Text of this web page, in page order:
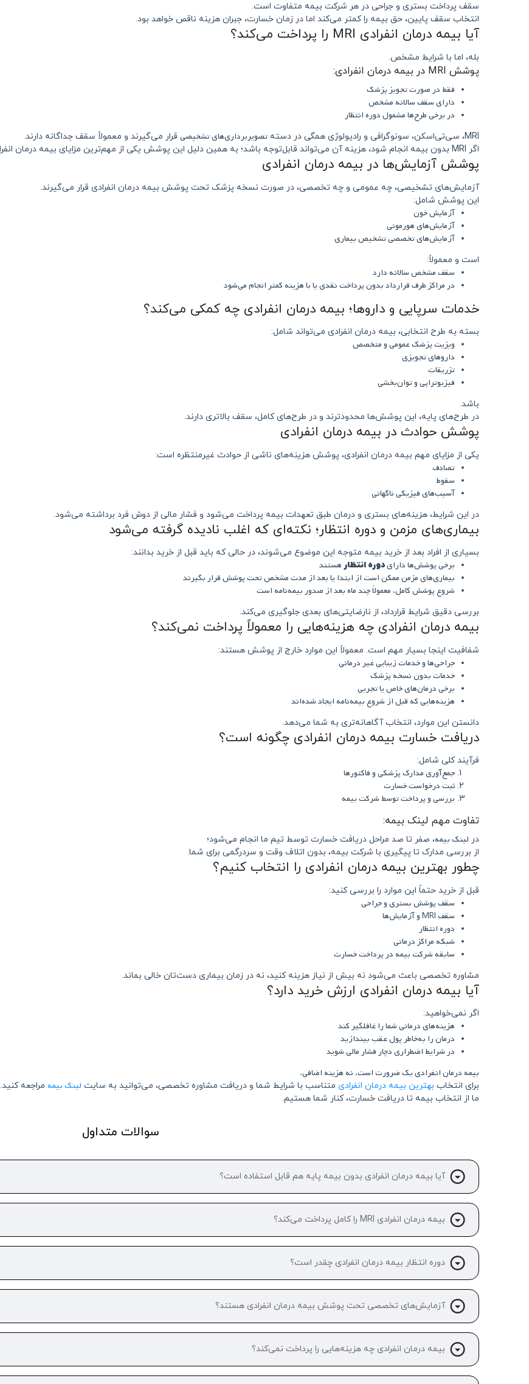
سقف پرداخت بستری و جراحی در هر شرکت بیمه متفاوت است.
انتخاب سقف پایین، حق بیمه را کمتر می‌کند اما در زمان خسارت، جبران هزینه ناقص خواهد بود.
آیا بیمه درمان انفرادی MRI را پرداخت می‌کند؟
بله، اما با شرایط مشخص.
پوشش MRI در بیمه درمان انفرادی:
فقط در صورت تجویز پزشک
دارای سقف سالانه مشخص
در برخی طرح‌ها مشمول دوره انتظار
MRI، سی‌تی‌اسکن، سونوگرافی و رادیولوژی همگی در دسته تصویربرداری‌های تشخیصی قرار می‌گیرند و معمولاً سقف جداگانه دارند.
اگر MRI بدون بیمه انجام شود، هزینه آن می‌تواند قابل‌توجه باشد؛ به همین دلیل این پوشش یکی از مهم‌ترین مزایای بیمه درمان انفرادی است.
پوشش آزمایش‌ها در بیمه درمان انفرادی
آزمایش‌های تشخیصی، چه عمومی و چه تخصصی، در صورت نسخه پزشک تحت پوشش بیمه درمان انفرادی قرار می‌گیرند.
این پوشش شامل:
آزمایش خون
آزمایش‌های هورمونی
آزمایش‌های تخصصی تشخیص بیماری
است و معمولاً:
سقف مشخص سالانه دارد
در مراکز طرف قرارداد بدون پرداخت نقدی یا با هزینه کمتر انجام می‌شود
خدمات سرپایی و داروها؛ بیمه درمان انفرادی چه کمکی می‌کند؟
بسته به طرح انتخابی، بیمه درمان انفرادی می‌تواند شامل:
ویزیت پزشک عمومی و متخصص
داروهای تجویزی
تزریقات
فیزیوتراپی و توان‌بخشی
باشد.
در طرح‌های پایه، این پوشش‌ها محدودترند و در طرح‌های کامل، سقف بالاتری دارند.
پوشش حوادث در بیمه درمان انفرادی
یکی از مزایای مهم بیمه درمان انفرادی، پوشش هزینه‌های ناشی از حوادث غیرمنتظره است:
تصادف
سقوط
آسیب‌های فیزیکی ناگهانی
در این شرایط، هزینه‌های بستری و درمان طبق تعهدات بیمه پرداخت می‌شود و فشار مالی از دوش فرد برداشته می‌شود.
بیماری‌های مزمن و دوره انتظار؛ نکته‌ای که اغلب نادیده گرفته می‌شود
بسیاری از افراد بعد از خرید بیمه متوجه این موضوع می‌شوند، در حالی که باید قبل از خرید بدانند:
برخی پوشش‌ها دارایدوره انتظار هستند
بیماری‌های مزمن ممکن است از ابتدا یا بعد از مدت مشخص تحت پوشش قرار بگیرند
شروع پوشش کامل، معمولاً چند ماه بعد از صدور بیمه‌نامه است
بررسی دقیق شرایط قرارداد، از نارضایتی‌های بعدی جلوگیری می‌کند.
بیمه درمان انفرادی چه هزینه‌هایی را معمولاً پرداخت نمی‌کند؟
شفافیت اینجا بسیار مهم است. معمولاً این موارد خارج از پوشش هستند:
جراحی‌ها و خدمات زیبایی غیر درمانی
خدمات بدون نسخه پزشک
برخی درمان‌های خاص یا تجربی
هزینه‌هایی که قبل از شروع بیمه‌نامه ایجاد شده‌اند
دانستن این موارد، انتخاب آگاهانه‌تری به شما می‌دهد.
دریافت خسارت بیمه درمان انفرادی چگونه است؟
فرآیند کلی شامل:
جمع‌آوری مدارک پزشکی و فاکتورها
ثبت درخواست خسارت
بررسی و پرداخت توسط شرکت بیمه
تفاوت مهم لینک بیمه:
در لینک بیمه، صفر تا صد مراحل دریافت خسارت توسط تیم ما انجام می‌شود؛
از بررسی مدارک تا پیگیری با شرکت بیمه، بدون اتلاف وقت و سردرگمی برای شما.
چطور بهترین بیمه درمان انفرادی را انتخاب کنیم؟
قبل از خرید حتماً این موارد را بررسی کنید:
سقف پوشش بستری و جراحی
سقف MRI و آزمایش‌ها
دوره انتظار
شبکه مراکز درمانی
سابقه شرکت بیمه در پرداخت خسارت
مشاوره تخصصی باعث می‌شود نه بیش از نیاز هزینه کنید، نه در زمان بیماری دست‌تان خالی بماند.
آیا بیمه درمان انفرادی ارزش خرید دارد؟
اگر نمی‌خواهید:
هزینه‌های درمانی شما را غافلگیر کند
درمان را به‌خاطر پول عقب بیندازید
در شرایط اضطراری دچار فشار مالی شوید
بیمه درمان انفرادی یک ضرورت است، نه هزینه اضافی.
برای انتخاب بهترین بیمه درمان انفرادی متناسب با شرایط شما و دریافت مشاوره تخصصی، می‌توانید به سایت لینک بیمه مراجعه کنید.
ما از انتخاب بیمه تا دریافت خسارت، کنار شما هستیم.
سوالات متداول
آیا بیمه درمان انفرادی بدون بیمه پایه هم قابل استفاده است؟
بیمه درمان انفرادی MRI را کامل پرداخت می‌کند؟
دوره انتظار بیمه درمان انفرادی چقدر است؟
آزمایش‌های تخصصی تحت پوشش بیمه درمان انفرادی هستند؟
بیمه درمان انفرادی چه هزینه‌هایی را پرداخت نمی‌کند؟